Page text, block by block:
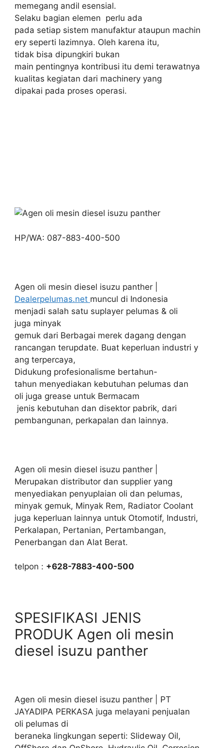
memegang andil esensial.
Selaku bagian elemen perlu ada
pada setiap sistem manufaktur ataupun machin
ery seperti lazimnya. Oleh karena itu,
tidak bisa dipungkiri bukan
main pentingnya kontribusi itu demi terawatnya
kualitas kegiatan dari machinery yang
dipakai pada proses operasi.
HP/WA: 087-883-400-500
Agen oli mesin diesel isuzu panther |
Dealerpelumas.net muncul di Indonesia
menjadi salah satu suplayer pelumas & oli
juga minyak
gemuk dari Berbagai merek dagang dengan
rancangan terupdate. Buat keperluan industri y
ang terpercaya,
Didukung profesionalisme bertahun-
tahun menyediakan kebutuhan pelumas dan
oli juga grease untuk Bermacam
jenis kebutuhan dan disektor pabrik, dari
pembangunan, perkapalan dan lainnya.
Agen oli mesin diesel isuzu panther |
Merupakan distributor dan supplier yang
menyediakan penyuplaian oli dan pelumas,
minyak gemuk, Minyak Rem, Radiator Coolant
juga keperluan lainnya untuk Otomotif, Industri,
Perkalapan, Pertanian, Pertambangan,
Penerbangan dan Alat Berat.
telpon : +628-7883-400-500
SPESIFIKASI JENIS
PRODUK Agen oli mesin
diesel isuzu panther
Agen oli mesin diesel isuzu panther | PT
JAYADIPA PERKASA juga melayani penjualan
oli pelumas di
beraneka lingkungan seperti: Slideway Oil,